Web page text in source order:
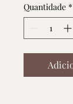
Quantidade *